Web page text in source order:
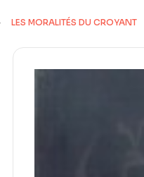
LES MORALITÉS DU CROYANT